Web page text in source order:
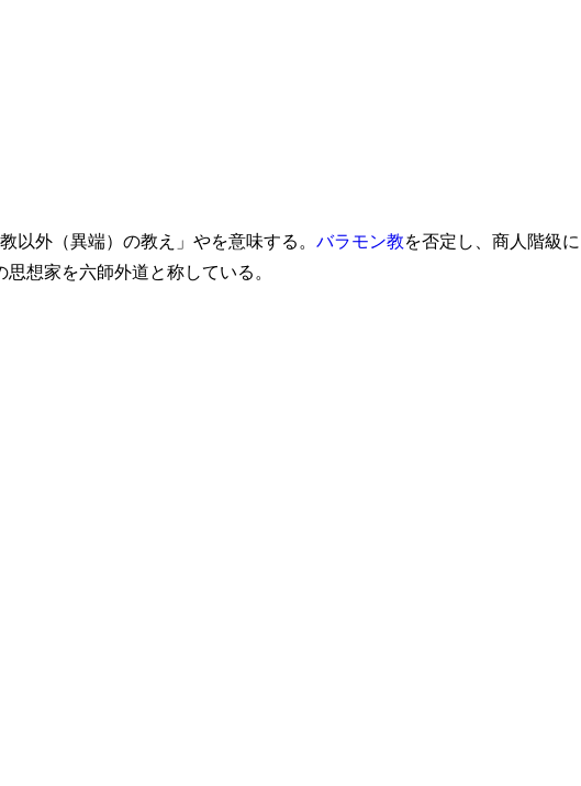
以外（異端）の教え」やを意味する。 バラモン教を否定し、商人階級に
想家を六師外道と称している。